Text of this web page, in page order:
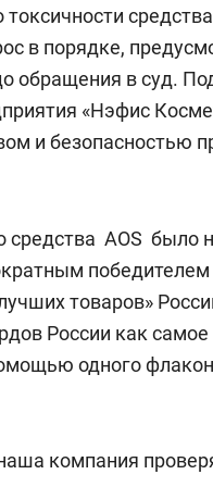
токсичности
в порядке,
обращения в суд.
«Нэфис
и безопасностью
AOS было
товаров»
России как
одного
компания